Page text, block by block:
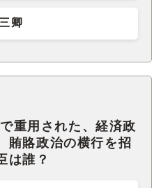
卿
重用された、経済政
賄賂政治の横行を招
は誰？